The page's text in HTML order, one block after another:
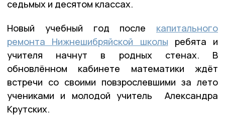
седьмых и десятом классах.
Новый учебный год после капитального
ремонта Нижнешибряйской школы ребята и
учителя начнут в родных стенах. В
обновлённом кабинете математики ждёт
встречи со своими повзрослевшими за лето
учениками и молодой учитель Александра
Крутских.